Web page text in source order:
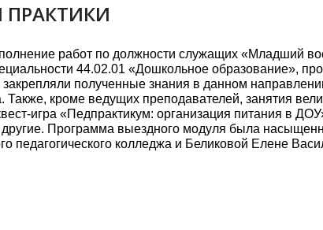
работ по должности служащих «Младший
44.02.01 «Дошкольное образование»,
полученные знания в данном
Также, кроме ведущих преподавателей, занятия
игра «Педпрактикум: организация питания в
Программа выездного модуля была
педагогического колледжа и Беликовой Елене